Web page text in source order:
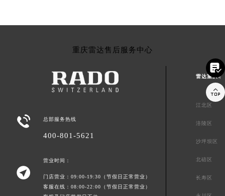
重庆雷达售后服务中心
 总部服务热线
400-801-5621

营业时间：
门店营业：09:00-19:30（节假日正常营业）
客服在线：08:00-22:00（节假日正常营业）
雷达重庆市
江北区
涪陵区
沙坪坝区
北碚区
长寿区

